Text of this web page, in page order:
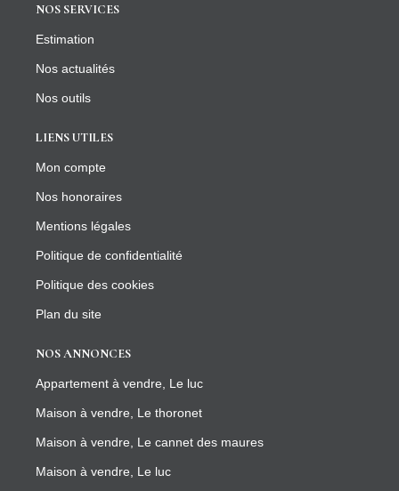
NOS SERVICES
Estimation
Nos actualités
Nos outils
LIENS UTILES
Mon compte
Nos honoraires
Mentions légales
Politique de confidentialité
Politique des cookies
Plan du site
NOS ANNONCES
Appartement à vendre, Le luc
Maison à vendre, Le thoronet
Maison à vendre, Le cannet des maures
Maison à vendre, Le luc